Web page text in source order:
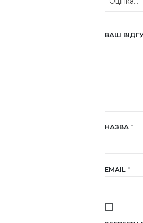
ВАШ
НАЗВА *
EMAIL *